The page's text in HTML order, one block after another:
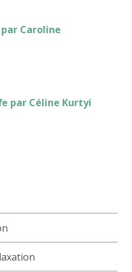
Caroline
par Céline Kurtyi